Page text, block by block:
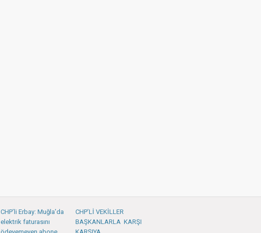
CHP’li Erbay: Muğla’da
elektrik faturasını
CHP’Lİ VEKİLLER
BAŞKANLARLA KARŞI